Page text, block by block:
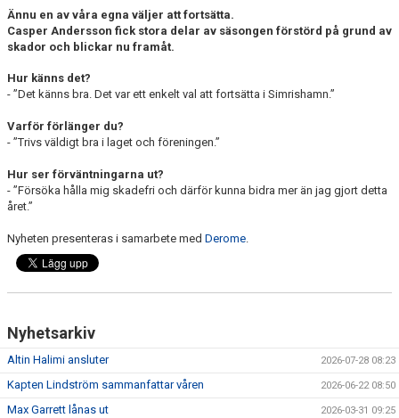
Ännu en av våra egna väljer att fortsätta.
Casper Andersson fick stora delar av säsongen förstörd på grund av
skador och blickar nu framåt.
Hur känns det?
- ”Det känns bra. Det var ett enkelt val att fortsätta i Simrishamn.”
Varför förlänger du?
- ”Trivs väldigt bra i laget och föreningen.”
Hur ser förväntningarna ut?
- ”Försöka hålla mig skadefri och därför kunna bidra mer än jag gjort detta
året.”
Nyheten presenteras i samarbete med Derome.
Nyhetsarkiv
Altin Halimi ansluter 2026-07-28 08:23
Kapten Lindström sammanfattar våren 2026-06-22 08:50
Max Garrett lånas ut 2026-03-31 09:25